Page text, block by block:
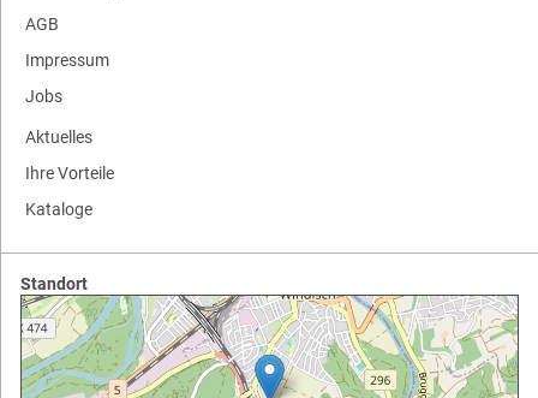
AGB
Impressum
Jobs
Aktuelles
Ihre Vorteile
Kataloge
Standort